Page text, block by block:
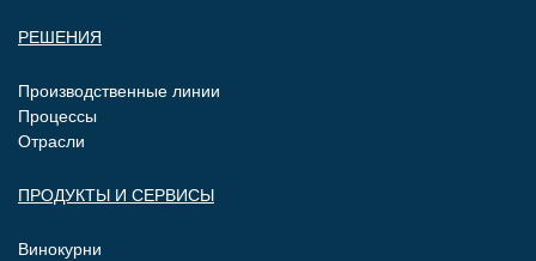
РЕШЕНИЯ
Производственные линии
Процессы
Отрасли
ПРОДУКТЫ И СЕРВИСЫ
Винокурни